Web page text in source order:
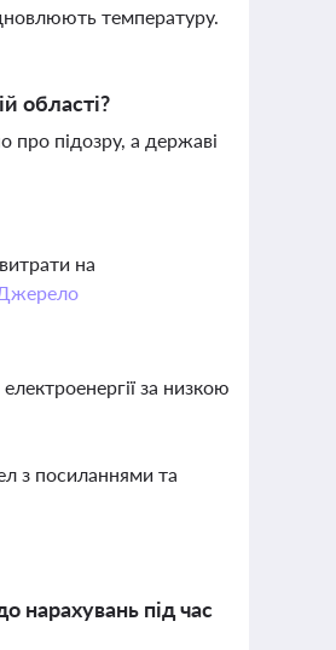
температуру.
області?
про підозру, а державі
на
за низкою
з посиланнями та
нарахувань під час